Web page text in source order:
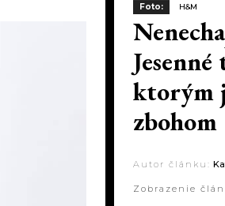
Foto: H&M
ktorým
zbohom
Autor článku:
Zobrazenie